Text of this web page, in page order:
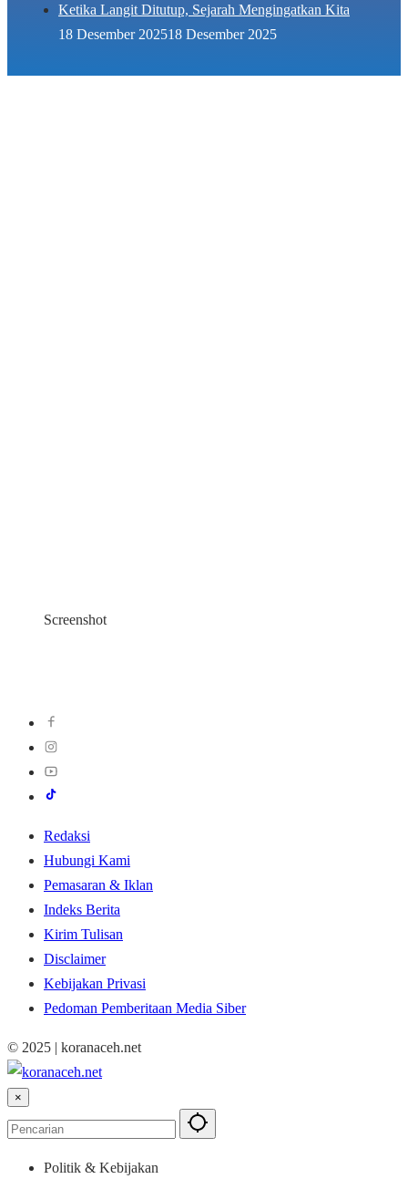
Ketika Langit Ditutup, Sejarah Mengingatkan Kita
18 Desember 202518 Desember 2025
Screenshot
Redaksi
Hubungi Kami
Pemasaran & Iklan
Indeks Berita
Kirim Tulisan
Disclaimer
Kebijakan Privasi
Pedoman Pemberitaan Media Siber
© 2025 | koranaceh.net
×
Politik & Kebijakan